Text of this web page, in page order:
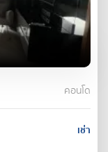
คอนโด
เช่า